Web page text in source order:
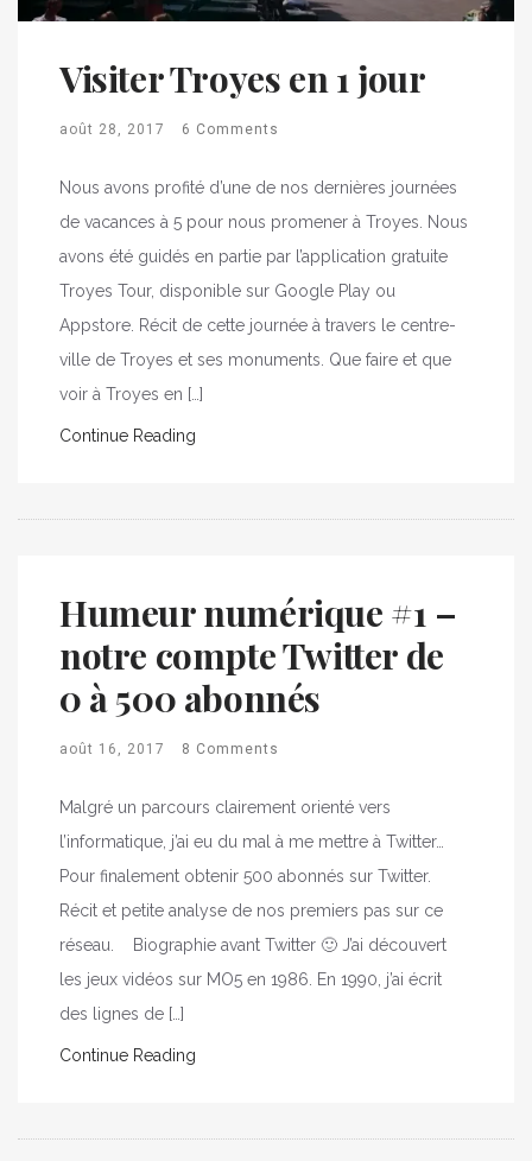
Visiter Troyes en 1 jour
août 28, 2017 6 Comments
Nous avons profité d’une de nos dernières journées
de vacances à 5 pour nous promener à Troyes. Nous
avons été guidés en partie par l’application gratuite
Troyes Tour, disponible sur Google Play ou
Appstore. Récit de cette journée à travers le centre-
ville de Troyes et ses monuments. Que faire et que
voir à Troyes en […]
Continue Reading
Humeur numérique #1 –
notre compte Twitter de
0 à 500 abonnés
août 16, 2017 8 Comments
Malgré un parcours clairement orienté vers
l’informatique, j’ai eu du mal à me mettre à Twitter…
Pour finalement obtenir 500 abonnés sur Twitter.
Récit et petite analyse de nos premiers pas sur ce
réseau. Biographie avant Twitter 🙂 J’ai découvert
les jeux vidéos sur MO5 en 1986. En 1990, j’ai écrit
des lignes de […]
Continue Reading